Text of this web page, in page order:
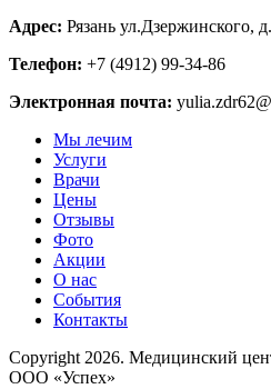
Адрес: Рязань ул.Дзержинского,
Телефон: +7 (4912) 99-34-86
Электронная почта:
Мы лечим
Услуги
Врачи
Цены
Отзывы
Фото
Акции
О нас
События
Контакты
Copyright 2026. Медицинский
ООО «Успех»